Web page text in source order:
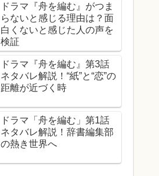
ドラマ『舟を編む』がつま
らないと感じる理由は？面
白くないと感じた人の声を
検証
ドラマ『舟を編む』第3話
ネタバレ解説！“紙”と“恋”の
距離が近づく時
ドラマ「舟を編む」第1話
ネタバレ解説！辞書編集部
の熱き世界へ